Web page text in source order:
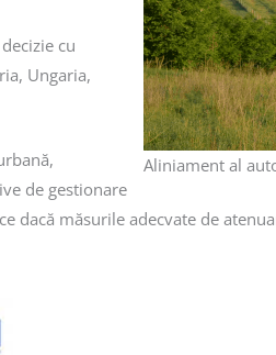
Aliniament al
cu
Ungaria,
de gestionare
măsurile adecvate de